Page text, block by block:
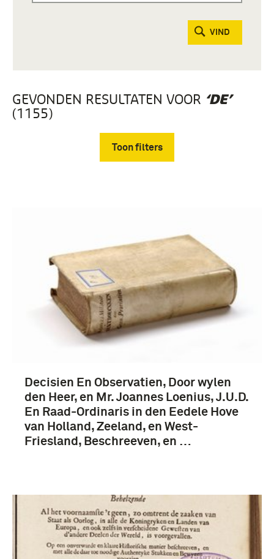
VIND
GEVONDEN RESULTATEN VOOR ‘DE’
(1155)
Toon filters
boek (1075)
biografie (28)
tentoonstellingscatalogus (15)
Meer
1601-1650 (115)
Meer
Decisien En Observatien, Door wylen
den Heer, en Mr. Joannes Loenius, J.U.D.
En Raad-Ordinaris in den Eedele Hove
van Holland, Zeeland, en West-
Friesland, Beschreeven, en …